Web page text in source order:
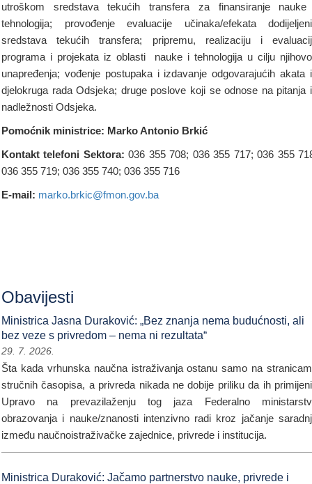
utroškom sredstava tekućih transfera za finansiranje
tehnologija; provođenje evaluacije učinaka/efekata
sredstava tekućih transfera; pripremu, realizaciju i
programa i projekata iz oblasti nauke i tehnologija u cilju
unapređenja; vođenje postupaka i izdavanje odgovarajućih akata
djelokruga rada Odsjeka; druge poslove koji se odnose na pitanja
nadležnosti Odsjeka.
Pomoćnik ministrice: Marko Antonio Brkić
Kontakt telefoni Sektora: 036 355 708; 036 355 717; 036 355
036 355 719; 036 355 740; 036 355 716
E-mail: marko.brkic@fmon.gov.ba
Obavijesti
Ministrica Jasna Duraković: „Bez znanja nema budućnosti, ali
bez veze s privredom – nema ni rezultata“
29. 7. 2026.
Šta kada vrhunska naučna istraživanja ostanu samo na
stručnih časopisa, a privreda nikada ne dobije priliku da ih
Upravo na prevazilaženju tog jaza Federalno
obrazovanja i nauke/znanosti intenzivno radi kroz jačanje
između naučnoistraživačke zajednice, privrede i institucija.
Ministrica Duraković: Jačamo partnerstvo nauke, privrede i